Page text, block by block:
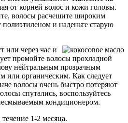
от корней волос и кожи головы.
волосы расчешите широким
полиэтиленом и наденьте старую
или через час и
промойте волосы прохладной
нейтральным прозрачным
или органическим. Как следует
волосы очень быстро потеряют
спутались, воспользуйтесь
кондиционером.
1-2 месяца.